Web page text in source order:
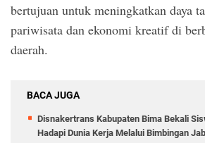
bertujuan untuk meningkatkan daya
pariwisata dan ekonomi kreatif di
daerah.
BACA JUGA
Disnakertrans Kabupaten Bima Bekali
Hadapi Dunia Kerja Melalui Bimbingan